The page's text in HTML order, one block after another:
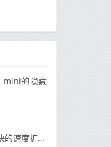
mini的隐藏
善其5G网络